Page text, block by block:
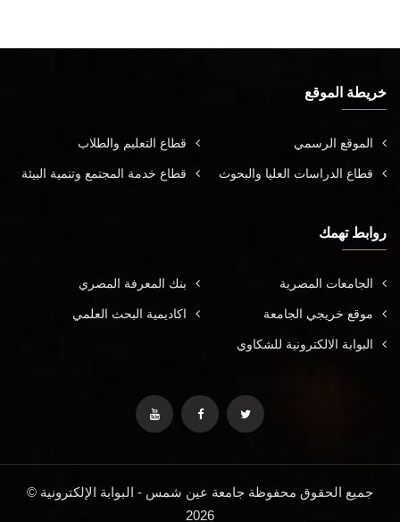
خريطة الموقع
الموقع الرسمي قطاع التعليم والطلاب
قطاع الدراسات العليا والبحوث قطاع خدمة المجتمع وتنمية البيئة
روابط تهمك
الجامعات المصرية بنك المعرفة المصري
موقع خريجي الجامعة اكاديمية البحث العلمي
البوابة الالكترونية للشكاوي
جميع الحقوق محفوظة جامعة عين شمس - البوابة الإلكترونية ©
2026